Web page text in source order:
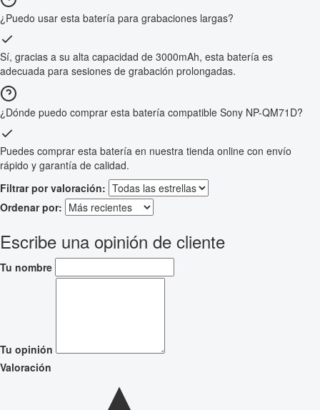
¿Puedo usar esta batería para grabaciones largas?
Sí, gracias a su alta capacidad de 3000mAh, esta batería es
adecuada para sesiones de grabación prolongadas.
¿Dónde puedo comprar esta batería compatible Sony NP-QM71D?
Puedes comprar esta batería en nuestra tienda online con envío
rápido y garantía de calidad.
Filtrar por valoración:
Ordenar por:
Escribe una opinión de cliente
Tu nombre
Tu opinión
Valoración